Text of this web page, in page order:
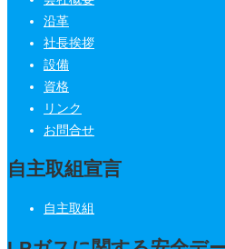
沿革
社長挨拶
設備
資格
リンク
お問合せ
自主取組宣言
自主取組